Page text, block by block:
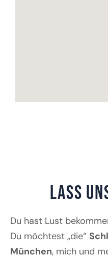
LASS
Du hast Lust
Du möchtest „die“
München, mich und